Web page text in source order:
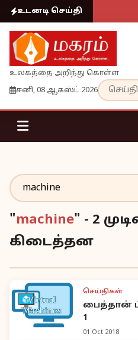
உடனடி செய்தி
உலகத்தை அறிந்து கொள்ள
சனி, 08 ஆகஸ்ட் 2026
"machine" - 2
கிடைத்தன
செய்திகள்
பைத்தான்
1
01 Oct 2018